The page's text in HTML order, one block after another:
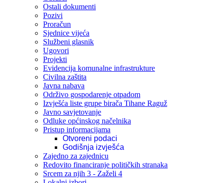
Ostali dokumenti
Pozivi
Proračun
Sjednice vijeća
Službeni glasnik
Ugovori
Projekti
Evidencija komunalne infrastrukture
Civilna zaštita
Javna nabava
Održivo gospodarenje otpadom
Izvješća liste grupe birača Tihane Raguž
Javno savjetovanje
Odluke općinskog načelnika
Pristup informacijama
Otvoreni podaci
Godišnja izvješća
Zajedno za zajednicu
Redovito financiranje političkih stranaka
Srcem za njih 3 - Zaželi 4